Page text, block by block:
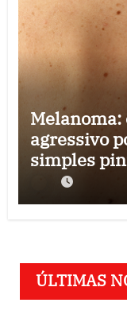
Melanoma:
agressivo
simples
especialistas
ÚLTIMAS